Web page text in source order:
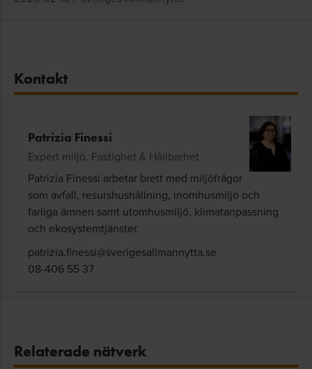
Kontakt
Patrizia Finessi
Expert miljö, Fastighet & Hållbarhet
Patrizia Finessi arbetar brett med miljöfrågor
som avfall, resurshushållning, inomhusmiljö och
farliga ämnen samt utomhusmiljö, klimatanpassning
och ekosystemtjänster.
patrizia.finessi@sverigesallmannytta.se
08-406 55 37
Relaterade nätverk